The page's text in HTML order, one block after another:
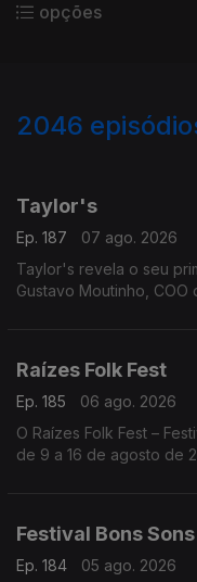
opções
2046
Taylor's
Ep. 187
07 ago. 2026
Taylor's revela o seu
Gustavo Moutinho,
Raízes Folk Fest
Ep. 185
06 ago. 2026
O Raízes Folk Fest –
de 9 a 16 de agosto de
Festival Bons
Ep. 184
05 ago. 2026